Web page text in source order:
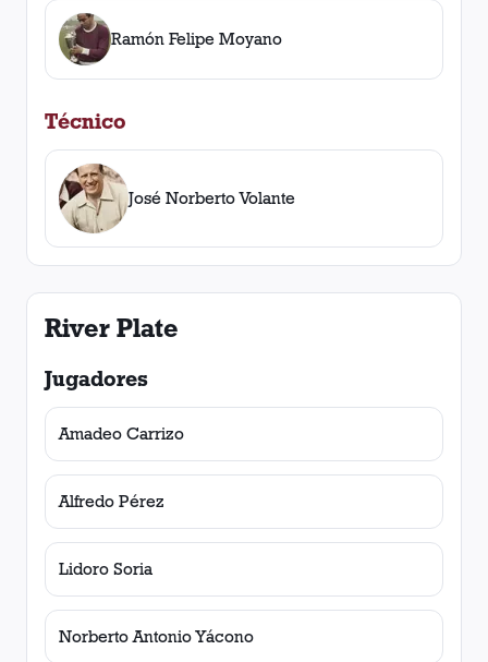
Ramón Felipe Moyano
Técnico
José Norberto Volante
River Plate
Jugadores
Amadeo Carrizo
Alfredo Pérez
Lidoro Soria
Norberto Antonio Yácono